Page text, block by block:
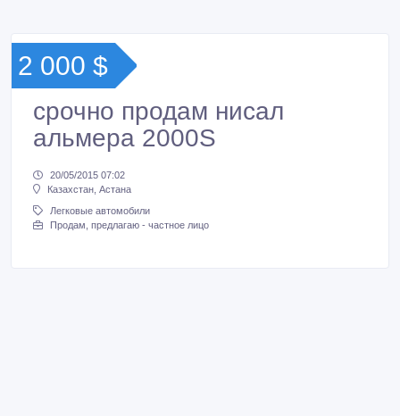
2 000 $
срочно продам нисал
альмера 2000S
20/05/2015 07:02
Казахстан, Астана
Легковые автомобили
Продам, предлагаю - частное лицо